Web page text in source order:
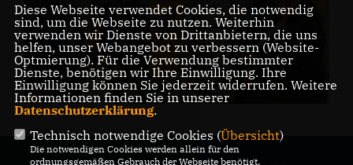
Diese Webseite verwendet Cookies, die notwendig
sind, um die Webseite zu nutzen. Weiterhin
verwenden wir Dienste von Drittanbietern, die uns
helfen, unser Webangebot zu verbessern (Website-
Optmierung). Für die Verwendung bestimmter
Dienste, benötigen wir Ihre Einwilligung. Ihre
Einwilligung können Sie jederzeit widerrufen. Weitere
Informationen finden Sie in unserer
Datenschutzerklärung.
Technisch notwendige Cookies (Übersicht)
Die notwendigen Cookies werden allein für den
ordnungsgemäßen Gebrauch der Webseite benötigt.